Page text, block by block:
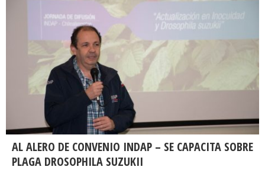
AL ALERO DE CONVENIO INDAP – SE CAPACITA SOBRE
PLAGA DROSOPHILA SUZUKII